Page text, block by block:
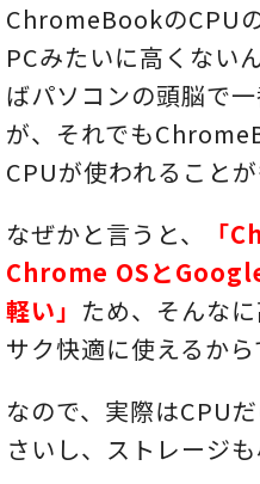
ChromeBookのCPU
PCみたいに高くない
ばパソコンの頭脳で
が、それでも
CPUが使われることが
なぜかと言うと、
「
Chrome OSと
軽い」 ため、そんな
サク快適に使えるから
なので、実際はCPU
さいし、ストレージも